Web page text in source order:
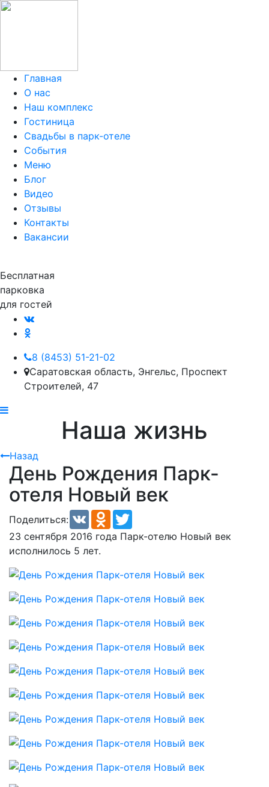
Главная
О нас
Наш комплекс
Гостиница
Свадьбы в парк-отеле
События
Меню
Блог
Видео
Отзывы
Контакты
Вакансии
Бесплатная
парковка
для гостей
8 (8453) 51-21-02
Саратовская область, Энгельс, Проспект
Строителей, 47
Наша жизнь
Назад
День Рождения Парк-
отеля Новый век
Поделиться: VK Odnoklassniki
23 сентября 2016 года Парк-отелю Новый век
исполнилось 5 лет.